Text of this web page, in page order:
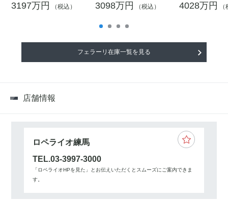
3197万円 （税込） 3098万円 （税込） 4028万円
フェラーリ在庫一覧を見る
店舗情報
ロペライオ練馬
TEL.03-3997-3000
「ロペライオHPを見た」とお伝えいただくとスムーズにご案内できま
す。